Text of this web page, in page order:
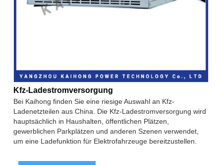
Kfz-Ladestromversorgung
Bei Kaihong finden Sie eine riesige Auswahl an Kfz-
Ladenetzteilen aus China. Die Kfz-Ladestromversorgung wird
hauptsächlich in Haushalten, öffentlichen Plätzen,
gewerblichen Parkplätzen und anderen Szenen verwendet,
um eine Ladefunktion für Elektrofahrzeuge bereitzustellen.